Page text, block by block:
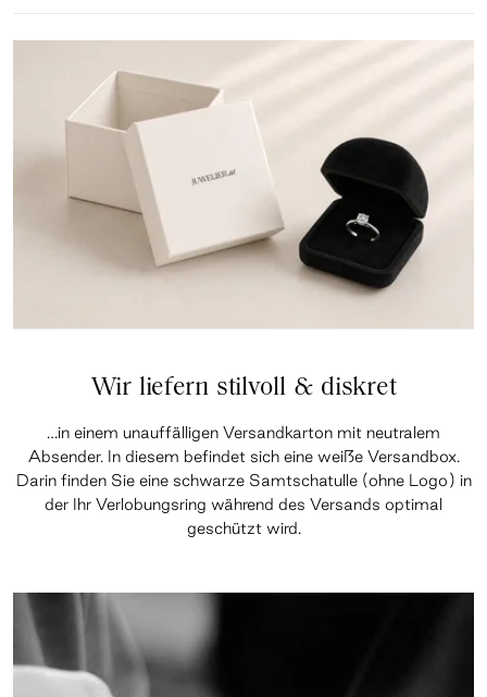
Wir liefern stilvoll & diskret
…in einem unauffälligen Versandkarton mit neutralem
Absender. In diesem befindet sich eine weiße Versandbox.
Darin finden Sie eine schwarze Samtschatulle (ohne Logo) in
der Ihr Verlobungsring während des Versands optimal
geschützt wird.